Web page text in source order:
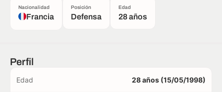
Nacionalidad
Francia
Posición
Defensa
Edad
28 años
Perfil
Edad 28 años (15/05/1998)